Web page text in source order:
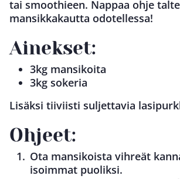
tai smoothieen. Nappaa ohje
mansikkakautta odotellessa!
Ainekset:
3kg mansikoita
3kg sokeria
Lisäksi tiiviisti suljettavia
Ohjeet:
Ota mansikoista vihreät
isoimmat puoliksi.